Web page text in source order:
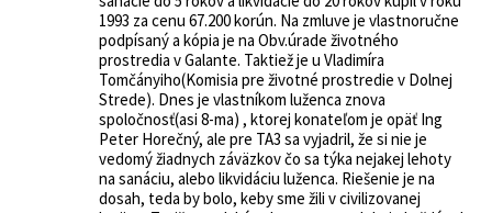
1993 za cenu 67.200 korún. Na zmluve je vlastnoručne
podpísaný a kópia je na Obv.úrade životného
prostredia v Galante. Taktiež je u Vladimíra
Tomčányiho(Komisia pre životné prostredie v Dolnej
Strede). Dnes je vlastníkom luženca znova
spoločnosť(asi 8-ma) , ktorej konateľom je opäť Ing
Peter Horečný, ale pre TA3 sa vyjadril, že si nie je
vedomý žiadnych záväzkov čo sa týka nejakej lehoty
na sanáciu, alebo likvidáciu luženca. Riešenie je na
dosah, teda by bolo, keby sme žili v civilizovanej